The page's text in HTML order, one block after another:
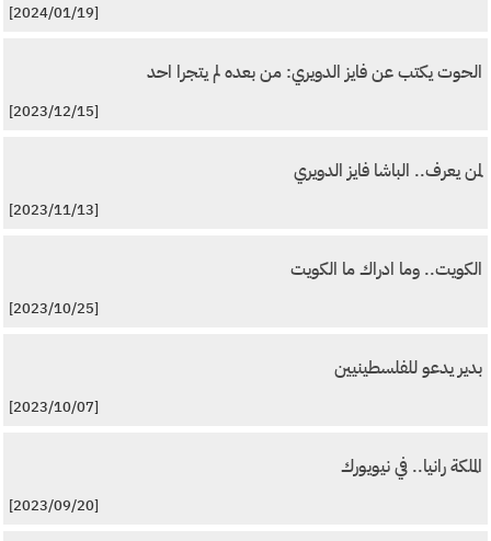
[2024/01/19]
الحوت يكتب عن فايز الدويري: من بعده لم يتجرا احد
[2023/12/15]
لمن يعرف.. الباشا فايز الدويري
[2023/11/13]
الكويت.. وما ادراك ما الكويت
[2023/10/25]
بدير يدعو للفلسطينيين
[2023/10/07]
الملكة رانيا.. في نيويورك
[2023/09/20]